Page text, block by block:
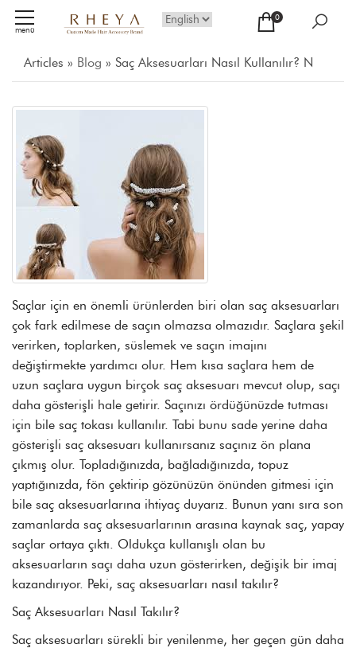
menü
0
Articles » Blog » Saç Aksesuarları Nasıl Kullanılır? Nasıl Takılır?
Saçlar için en önemli ürünlerden biri olan saç aksesuarları
çok fark edilmese de saçın olmazsa olmazıdır. Saçlara şekil
verirken, toplarken, süslemek ve saçın imajını
değiştirmekte yardımcı olur. Hem kısa saçlara hem de
uzun saçlara uygun birçok saç aksesuarı mevcut olup, saçı
daha gösterişli hale getirir. Saçınızı ördüğünüzde tutması
için bile saç tokası kullanılır. Tabi bunu sade yerine daha
gösterişli saç aksesuarı kullanırsanız saçınız ön plana
çıkmış olur. Topladığınızda, bağladığınızda, topuz
yaptığınızda, fön çektirip gözünüzün önünden gitmesi için
bile saç aksesuarlarına ihtiyaç duyarız. Bunun yanı sıra son
zamanlarda saç aksesuarlarının arasına kaynak saç, yapay
saçlar ortaya çıktı. Oldukça kullanışlı olan bu
aksesuarların saçı daha uzun gösterirken, değişik bir imaj
kazandırıyor. Peki, saç aksesuarları nasıl takılır?
Saç Aksesuarları Nasıl Takılır?
Saç aksesuarları sürekli bir yenilenme, her geçen gün daha